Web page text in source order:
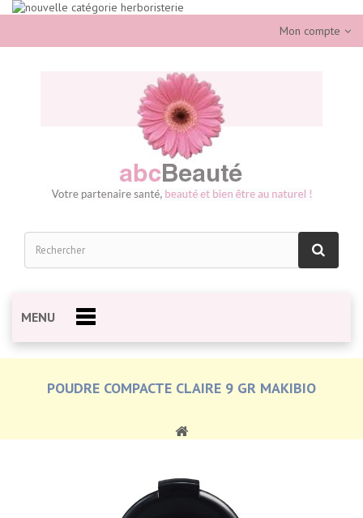
Mon compte
MENU
POUDRE COMPACTE CLAIRE 9 GR MAKIBIO